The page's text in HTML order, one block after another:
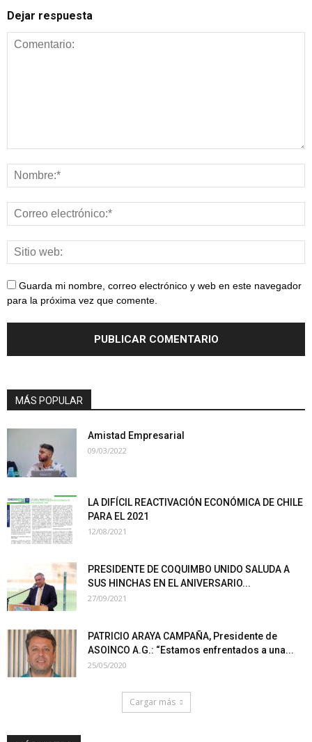
Dejar respuesta
Guarda mi nombre, correo electrónico y web en este navegador
para la próxima vez que comente.
MÁS POPULAR
Amistad Empresarial
09/03/2022
LA DIFÍCIL REACTIVACIÓN ECONÓMICA DE CHILE
PARA EL 2021
12/08/2021
PRESIDENTE DE COQUIMBO UNIDO SALUDA A
SUS HINCHAS EN EL ANIVERSARIO...
27/09/2021
PATRICIO ARAYA CAMPAÑA, Presidente de
ASOINCO A.G.: “Estamos enfrentados a una...
25/05/2020
Cargar más